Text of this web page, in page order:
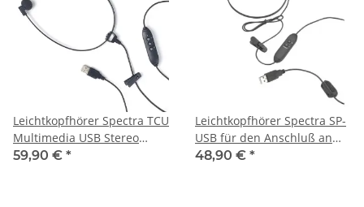
Leichtkopfhörer Spectra TCU
Multimedia USB Stereo
Headset mit integriertem
59,90 € *
Leichtkopfhörer Spectra SP-
USB für den Anschluß an
einen PC
48,90 € *